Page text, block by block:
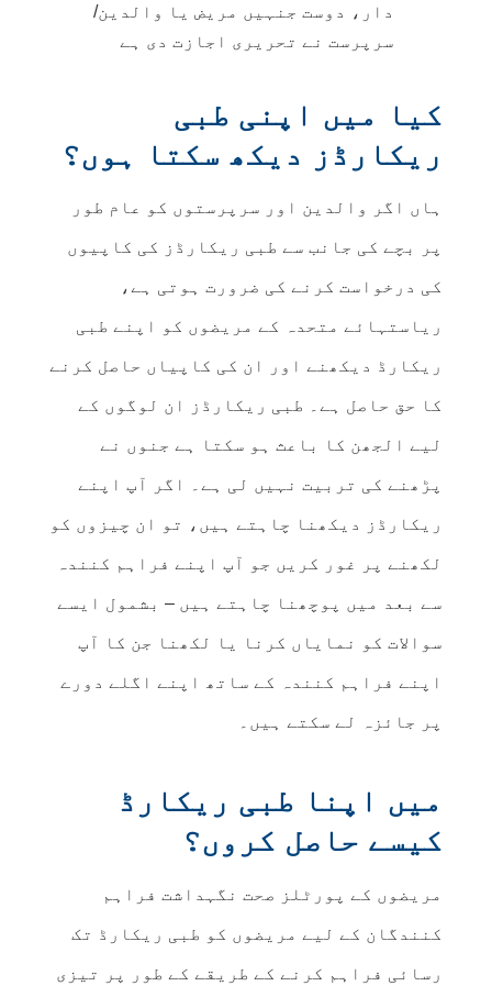
دار، دوست جنہیں مریض یا والدین/
سرپرست نے تحریری اجازت دی ہے
کیا میں اپنی طبی
ریکارڈز دیکھ سکتا ہوں؟
ہاں اگر والدین اور سرپرستوں کو عام طور
پر بچے کی جانب سے طبی ریکارڈز کی کاپیوں
کی درخواست کرنے کی ضرورت ہوتی ہے،
ریاستہائے متحدہ کے مریضوں کو اپنے طبی
ریکارڈ دیکھنے اور ان کی کاپیاں حاصل کرنے
کا حق حاصل ہے۔ طبی ریکارڈز ان لوگوں کے
لیے الجھن کا باعث ہو سکتا ہے جنوں نے
پڑھنے کی تربیت نہیں لی ہے۔ اگر آپ اپنے
ریکارڈز دیکھنا چاہتے ہیں، تو ان چیزوں کو
لکھنے پر غور کریں جو آپ اپنے فراہم کنندہ
سے بعد میں پوچھنا چاہتے ہیں – بشمول ایسے
سوالات کو نمایاں کرنا یا لکھنا جن کا آپ
اپنے فراہم کنندہ کے ساتھ اپنے اگلے دورے
پر جائزہ لے سکتے ہیں۔
میں اپنا طبی ریکارڈ
کیسے حاصل کروں؟
مریضوں کے پورٹلز صحت نگہداشت فراہم
کنندگان کے لیے مریضوں کو طبی ریکارڈ تک
رسائی فراہم کرنے کے طریقے کے طور پر تیزی